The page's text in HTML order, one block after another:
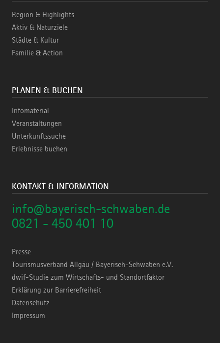
Region & Highlights
Aktiv & Naturziele
Städte & Kultur
Familie & Action
PLANEN & BUCHEN
Infomaterial
Veranstaltungen
Unterkunftssuche
Erlebnisse buchen
KONTAKT & INFORMATION
info@bayerisch-schwaben.de
0821 - 450 401 10
Presse
Tourismusverband Allgäu / Bayerisch-Schwaben e.V.
dwif-Studie zum Wirtschafts- und Standortfaktor
Erklärung zur Barrierefreiheit
Datenschutz
Impressum